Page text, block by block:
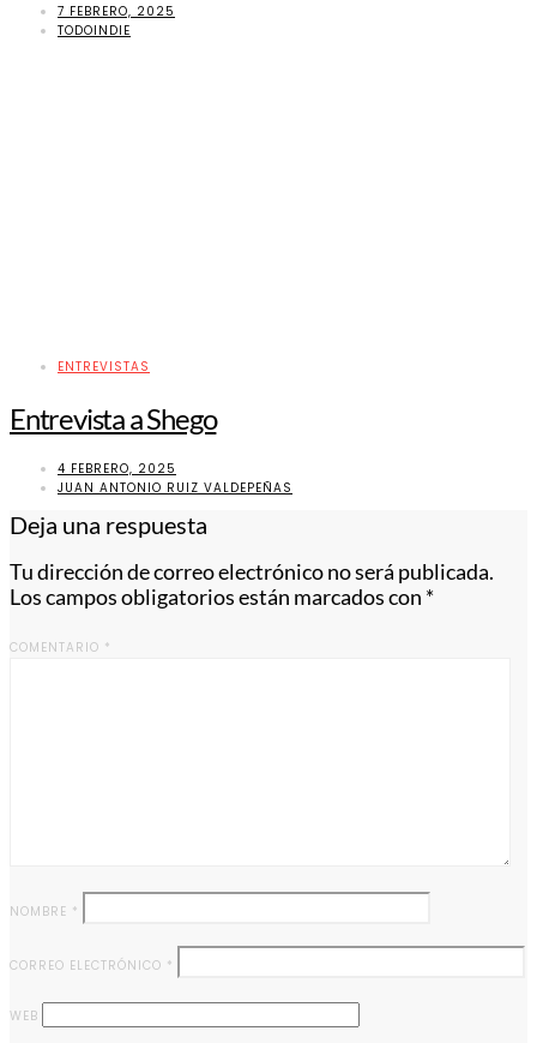
7 FEBRERO, 2025
TODOINDIE
ENTREVISTAS
Entrevista a Shego
4 FEBRERO, 2025
JUAN ANTONIO RUIZ VALDEPEÑAS
Deja una respuesta
Tu dirección de correo electrónico no será publicada.
Los campos obligatorios están marcados con *
COMENTARIO *
NOMBRE *
CORREO ELECTRÓNICO *
WEB